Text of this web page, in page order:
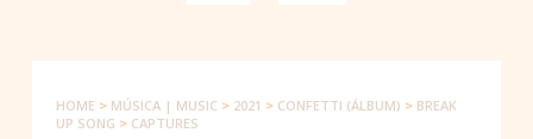
HOME > MÚSICA | MUSIC > 2021 > CONFETTI (ÁLBUM) > BREAK
UP SONG > CAPTURES